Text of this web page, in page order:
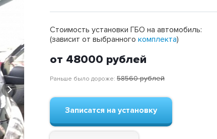
Next
Стоимость установки ГБО на автомобиль:
(зависит от выбранного комплекта)
от 48000 рублей
Раньше было дороже: 58560рублей
Записатся на установку